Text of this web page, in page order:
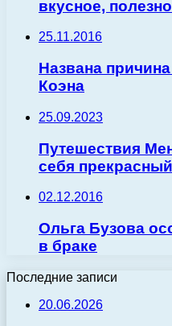
вкусное,
25.11.2016
Названа
Коэна
25.09.2023
Путешествия
себя
02.12.2016
Ольга Бузова
в браке
Последние записи
20.06.2026